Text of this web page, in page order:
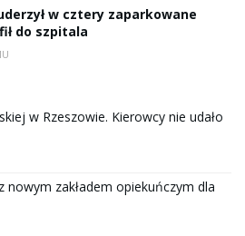
w cztery zaparkowane
do szpitala
w Rzeszowie. Kierowcy nie udało
nowym zakładem opiekuńczym dla